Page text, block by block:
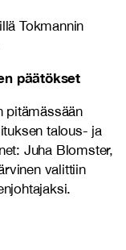
Tokmannin
päätökset
pitämässään
talous- ja
Juha Blomster,
valittiin